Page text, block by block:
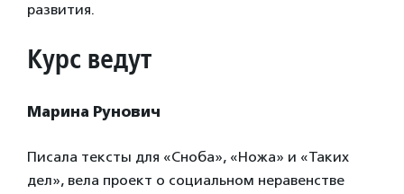
развития.
Курс ведут
Марина Рунович
Писала тексты для «Сноба», «Ножа» и «Таких
дел», вела проект о социальном неравенстве